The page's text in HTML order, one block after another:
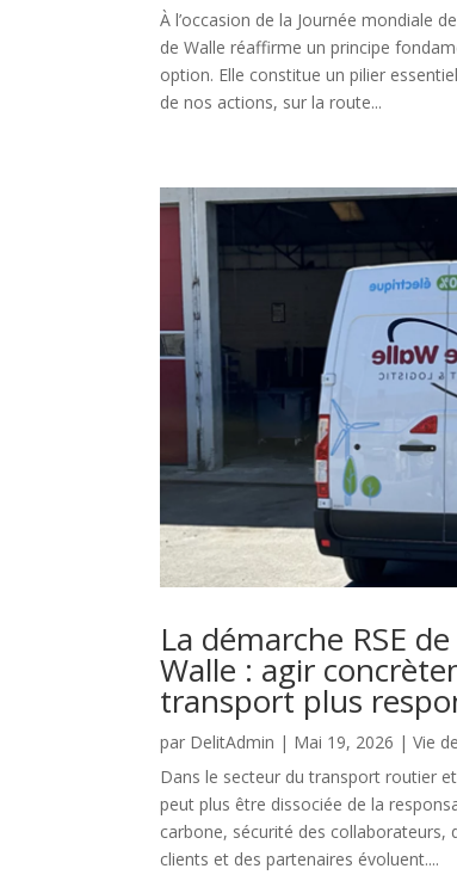
À l’occasion de la Journée mondiale
de Walle réaffirme un principe
option. Elle constitue un pilier
de nos actions, sur la route...
La démarche RSE
Walle : agir
transport plus
par DelitAdmin | Mai 19, 2026 |Vie
Dans le secteur du transport routier
peut plus être dissociée de la
carbone, sécurité des collaborateurs,
clients et des partenaires évoluent....